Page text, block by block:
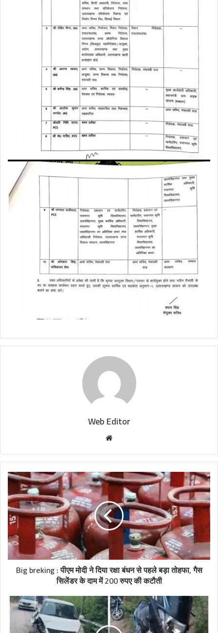
Web Editor
b
s
i
e
Big breking : पीएम मोदी ने दिया रक्षा बंधन से पहले बड़ा तोहफा, गैस
सिलेंडर के दाम में 200 रुपए की कटौती